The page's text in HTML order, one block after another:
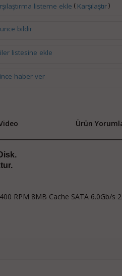
listeme ekle ( Karşılaştır)
bildir
listesine ekle
haber ver
Ürün
RPM 8MB Cache SATA 6.0Gb/s